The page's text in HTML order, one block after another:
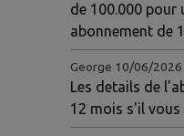
de 100.000 pour
abonnement de
George 10/06/2026
Les details de
12 mois s'il